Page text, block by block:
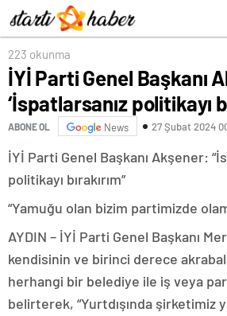
223 okunma
İYİ Parti Genel Başkanı
‘İspatlarsanız politikayı
ABONE OL News 27 Şubat 2024
İYİ Parti Genel Başkanı Akşener:
politikayı bırakırım”
“Yamuğu olan bizim partimizde
AYDIN – İYİ Parti Genel Başkanı
kendisinin ve birinci derece
herhangi bir belediye ile iş veya
belirterek, “Yurtdışında şirketimiz